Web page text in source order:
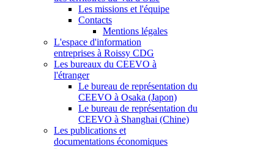
Les missions et l'équipe
Contacts
Mentions légales
L'espace d'information
entreprises à Roissy CDG
Les bureaux du CEEVO à
l'étranger
Le bureau de représentation du
CEEVO à Osaka (Japon)
Le bureau de représentation du
CEEVO à Shanghai (Chine)
Les publications et
documentations économiques